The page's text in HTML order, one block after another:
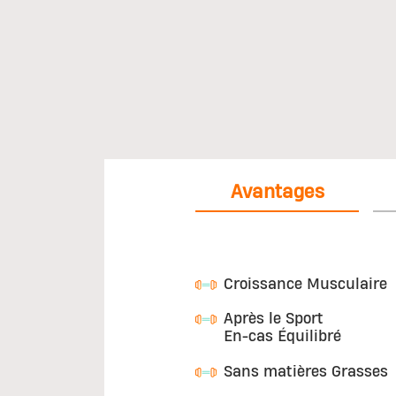
Avantages
Croissance Musculaire
Après le Sport
En-cas Équilibré
Sans matières Grasses